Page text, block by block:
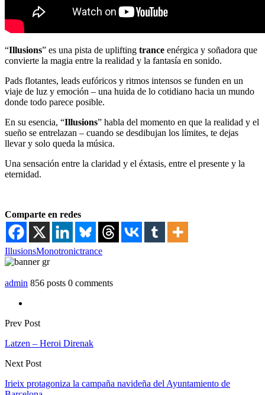
“Illusions” es una pista de uplifting trance enérgica y soñadora que
convierte la magia entre la realidad y la fantasía en sonido.
Pads flotantes, leads eufóricos y ritmos intensos se funden en un
viaje de luz y emoción – una huida de lo cotidiano hacia un mundo
donde todo parece posible.
En su esencia, “Illusions” habla del momento en que la realidad y el
sueño se entrelazan – cuando se desdibujan los límites, te dejas
llevar y solo queda la música.
Una sensación entre la claridad y el éxtasis, entre el presente y la
eternidad.
Comparte en redes
IllusionsMonotronictrance
admin 856 posts 0 comments
Prev Post
Latzen – Heroi Direnak
Next Post
Irieix protagoniza la campaña navideña del Ayuntamiento de